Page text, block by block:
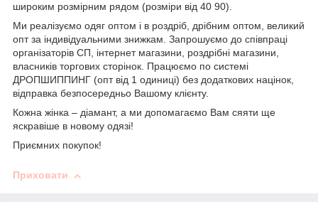
широким розмірним рядом (розміри від 40 90).
Ми реалізуємо одяг оптом і в роздріб, дрібним оптом, великий
опт за індивідуальними знижкам. Запрошуємо до співпраці
організаторів СП, інтернет магазини, роздрібні магазини,
власників торгових сторінок. Працюємо по системі
ДРОПШИППИНГ (опт від 1 одиниці) без додаткових націнок,
відправка безпосередньо Вашому клієнту.
Кожна жінка – діамант, а ми допомагаємо Вам сяяти ще
яскравіше в новому одязі!
Приємних покупок!
Приховати